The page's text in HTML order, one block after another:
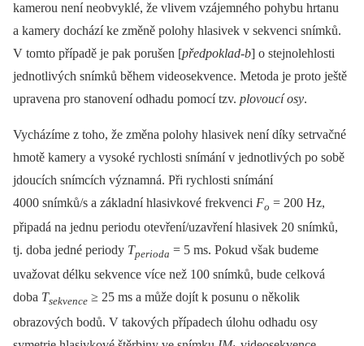
kamerou není neobvyklé, že vlivem vzájemného pohybu hrtanu
a kamery dochází ke změně polohy hlasivek v sekvenci snímků.
V tomto případě je pak porušen [předpoklad-b] o stejnolehlosti
jednotlivých snímků během videosekvence. Metoda je proto ještě
upravena pro stanovení odhadu pomocí tzv. plovoucí osy.
Vycházíme z toho, že změna polohy hlasivek není díky setrvačné
hmotě kamery a vysoké rychlosti snímání v jednotlivých po sobě
jdoucích snímcích významná. Při rychlosti snímání
4000 snímků/s a základní hlasivkové frekvenci Fo = 200 Hz,
připadá na jednu periodu otevření/uzavření hlasivek 20 snímků,
tj. doba jedné periody Tperioda = 5 ms. Pokud však budeme
uvažovat délku sekvence více než 100 snímků, bude celková
doba Tsekvence ≥ 25 ms a může dojít k posunu o několik
obrazových bodů. V takových případech úlohu odhadu osy